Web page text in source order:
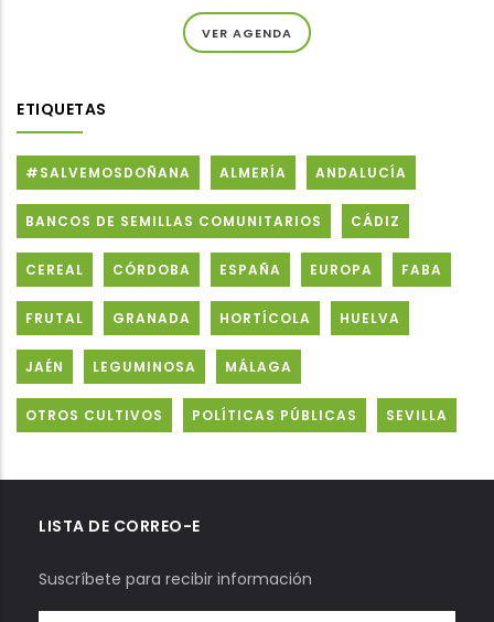
VER AGENDA
ETIQUETAS
#SALVEMOSDOÑANA ALMERÍA ANDALUCÍA
BANCOS DE SEMILLAS COMUNITARIOS CÁDIZ
CEREAL CÓRDOBA ESPAÑA EUROPA FABA
FRUTAL GRANADA HORTÍCOLA HUELVA
JAÉN LEGUMINOSA MÁLAGA
OTROS CULTIVOS POLÍTICAS PÚBLICAS SEVILLA
LISTA DE CORREO-E
Suscríbete para recibir información